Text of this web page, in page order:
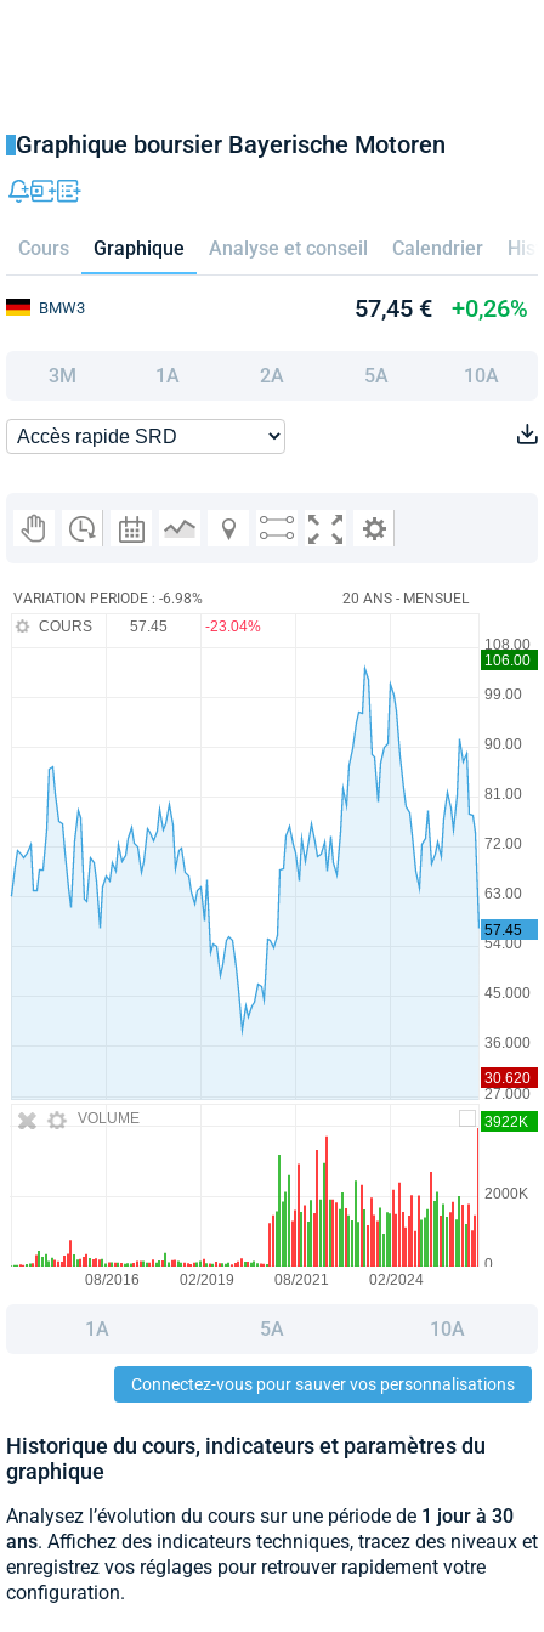
Graphique boursier Bayerische Motoren
Cours Graphique Analyse et conseil Calendrier
BMW3 57,45 € +0,26%
3M 1A 2A 5A 10A
VARIATION PERIODE : -6.98% 20 ANS - MENSUEL
VOLUME
COURS 57.45 -23.04%
1A 5A 10A
Connectez-vous pour sauver vos personnalisations
Historique du cours, indicateurs et paramètres du
graphique
Analysez l’évolution du cours sur une période de 1 jour à 30
ans. Affichez des indicateurs techniques, tracez des niveaux et
enregistrez vos réglages pour retrouver rapidement votre
configuration.